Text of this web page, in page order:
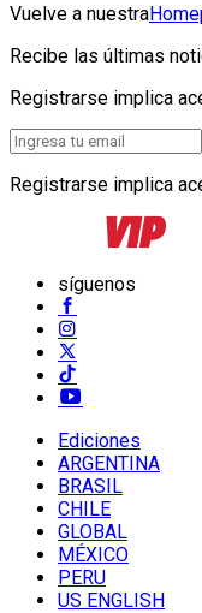
Vuelve a nuestra
Recibe las últimas
Registrarse implica
Registrarse implica
síguenos
Ediciones
ARGENTINA
BRASIL
CHILE
GLOBAL
MÉXICO
PERU
US ENGLISH